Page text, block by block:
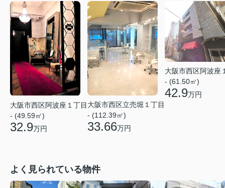
大阪市西区阿波座１丁目
- (49.59㎡)
32.9万円
大阪市西区立売堀１丁目
- (112.39㎡)
33.66万円
大阪市西区阿波座
- (61.50㎡)
42.9万円
よく見られている物件